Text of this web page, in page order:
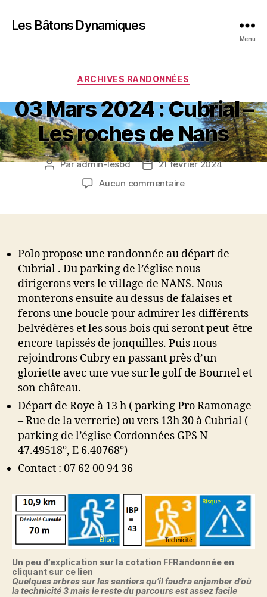
Les Bâtons Dynamiques
Menu
Catégories
ARCHIVES RANDONNÉES
03 Mars 2024 : Cubrial –
Les roches de Nans
Auteur
Paradmin-lesbd
Date21 février 2024
Aucun commentairesur
Cubrial
–
Les
roches
de
Nans
Polo propose une randonnée au départ de
Cubrial . Du parking de l’église nous
dirigerons vers le village de NANS. Nous
monterons ensuite au dessus de falaises et
ferons une boucle pour admirer les différents
belvédères et les sous bois qui seront peut-être
encore tapissés de jonquilles. Puis nous
rejoindrons Cubry en passant près d’un
gloriette avec une vue sur le golf de Bournel et
son château.
Départ de Roye à 13 h ( parking Pro Ramonage
– Rue de la verrerie) ou vers 13h 30 à Cubrial (
parking de l’église Cordonnées GPS N
47.49518°, E 6.40768°)
Contact : 07 62 00 94 36
Un peu d’explication sur la cotation FFRandonnée en
cliquant sur ce lien
Quelques arbres sur les sentiers qu’il faudra enjamber d’où
la technicité 3mais le reste du parcours est assez facile